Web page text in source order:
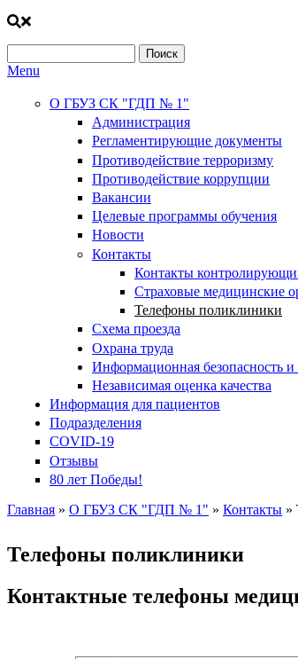
Форма поиска
Menu
О ГБУЗ СК "ГДП № 1"
Администрация
Регламентирующие документы
Противодействие терроризму
Противодействие коррупции
Вакансии
Целевые программы обучения
Новости
Контакты
Контакты
Страховые медицинские
Телефоны поликлиники
Схема проезда
Охрана труда
Информационная безопасность
Независимая оценка качества
Информация для пациентов
Подразделения
COVID-19
Отзывы
80 лет Победы!
Главная » О ГБУЗ СК "ГДП № 1" » Контакты »
Телефоны поликлиники
Контактные телефоны